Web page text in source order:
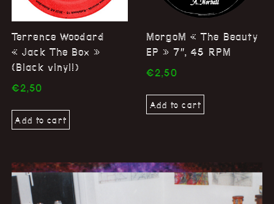
Terrence Woodard
« Jack The Box »
(Black vinyl!)
€2,50
Add to cart
MorgoM « The Beauty
EP » 7″, 45 RPM
€2,50
Add to cart